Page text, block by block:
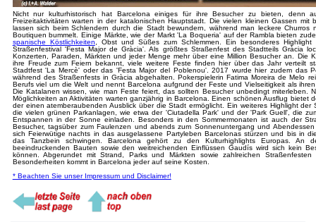
Nicht nur kulturhistorisch hat Barcelona einiges für ihre Besucher zu bieten, denn
Freizeitaktivitäten warten in der katalonischen Hauptstadt. Die vielen kleinen Gassen mit
lassen sich beim Schlendern durch die Stadt bewundern, während man leckere Churros
Boutiquen bummelt. Einige Märkte, wie der Markt 'La Boqueria' auf der Rambla bieten
spanische Köstlichkeiten , Obst und Süßes zum Schlemmen. Ein besonderes Highlight
Straßenfestival 'Festa Major de Gràcia'. Als größtes Straßenfest des Stadtteils Gràcia
Konzerten, Paraden, Märkten und jeder Menge mehr über eine Million Besucher an. Die
ihre Freude zum Feiern bekannt, viele weitere Feste finden hier über das Jahr verteilt
Stadtfest 'La Mercè' oder das 'Festa Major del Poblenou'. 2017 wurde hier zudem das
während des Straßenfests in Gràcia abgehalten. Pokerspielerin Fatima Moreira de Melo
Berufs viel um die Welt und nennt Barcelona aufgrund der Feste und Vielseitigkeit als
Die Katalanen wissen, wie man Feste feiert, das sollten Besucher unbedingt miterleben.
Möglichkeiten an Aktivitäten warten ganzjährig in Barcelona. Einen schönen Ausflug bietet
der einen atemberaubenden Ausblick über die Stadt ermöglicht. Ein weiteres Highlight der
die vielen grünen Parkanlagen, wie etwa der 'Ciutadella Park' und der 'Park Guell', die
Entspannen in der Sonne einladen. Besonders in den Sommermonaten ist auch der
Besucher, tagsüber zum Faulenzen und abends zum Sonnenuntergang und
sich Feierwütige nachts in das ausgelassene Partyleben Barcelonas stürzen und bis in
das Tanzbein schwingen. Barcelona gehört zu den Kulturhighlights Europas. An
beeindruckenden Bauten sowie den weitreichenden Einflüssen Gaudís wird sich kein
können. Abgerundet mit Strand, Parks und Märkten sowie zahlreichen Straßenfesten
Besonderheiten kommt in Barcelona jeder auf seine Kosten.
* Beachten Sie unser Impressum und Disclaimer!